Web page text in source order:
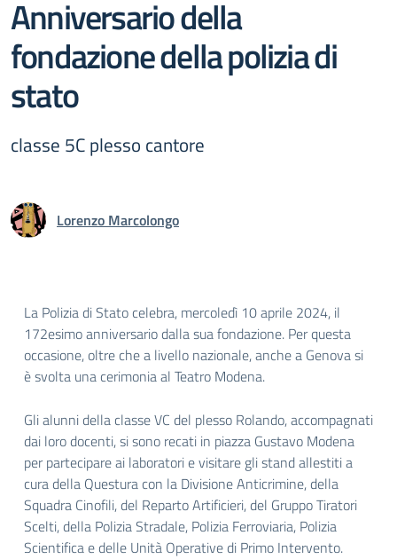
Anniversario della
fondazione della polizia di
stato
classe 5C plesso cantore
Lorenzo Marcolongo
La Polizia di Stato celebra, mercoledì 10 aprile 2024, il
172esimo anniversario dalla sua fondazione. Per questa
occasione, oltre che a livello nazionale, anche a Genova si
è svolta una cerimonia al Teatro Modena.
Gli alunni della classe VC del plesso Rolando, accompagnati
dai loro docenti, si sono recati in piazza Gustavo Modena
per partecipare ai laboratori e visitare gli stand allestiti a
cura della Questura con la Divisione Anticrimine, della
Squadra Cinofili, del Reparto Artificieri, del Gruppo Tiratori
Scelti, della Polizia Stradale, Polizia Ferroviaria, Polizia
Scientifica e delle Unità Operative di Primo Intervento.